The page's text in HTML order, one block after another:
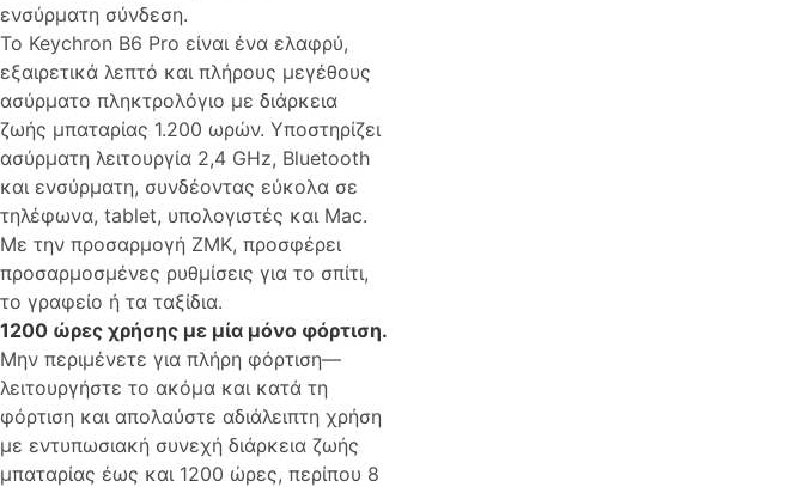
ενσύρματη σύνδεση.
Το Keychron B6 Pro είναι ένα ελαφρύ,
εξαιρετικά λεπτό και πλήρους μεγέθους
ασύρματο πληκτρολόγιο με διάρκεια
ζωής μπαταρίας 1.200 ωρών. Υποστηρίζει
ασύρματη λειτουργία 2,4 GHz, Bluetooth
και ενσύρματη, συνδέοντας εύκολα σε
τηλέφωνα, tablet, υπολογιστές και Mac.
Με την προσαρμογή ZMK, προσφέρει
προσαρμοσμένες ρυθμίσεις για το σπίτι,
το γραφείο ή τα ταξίδια.
1200 ώρες χρήσης με μία μόνο φόρτιση.
Μην περιμένετε για πλήρη φόρτιση—
λειτουργήστε το ακόμα και κατά τη
φόρτιση και απολαύστε αδιάλειπτη χρήση
με εντυπωσιακή συνεχή διάρκεια ζωής
μπαταρίας έως και 1200 ώρες, περίπου 8